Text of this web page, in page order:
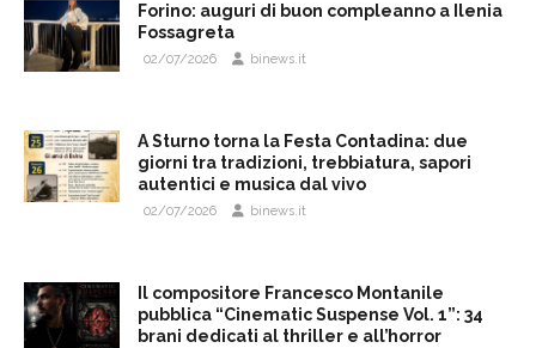
Forino: auguri di buon compleanno a Ilenia
Fossagreta
02/07/2026 binews.it
A Sturno torna la Festa Contadina: due
giorni tra tradizioni, trebbiatura, sapori
autentici e musica dal vivo
02/07/2026 binews.it
Il compositore Francesco Montanile
pubblica “Cinematic Suspense Vol. 1”: 34
brani dedicati al thriller e all’horror